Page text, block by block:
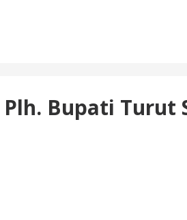
Bupati Turut